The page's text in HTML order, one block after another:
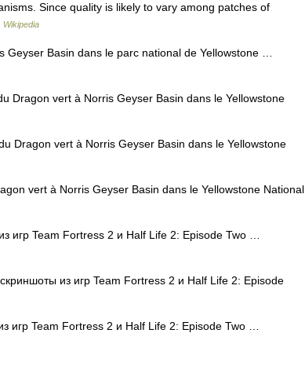
Since quality is likely to vary among patches of
Wikipedia
Basin dans le parc national de Yellowstone …
Dragon vert à Norris Geyser Basin dans le Yellowstone
Dragon vert à Norris Geyser Basin dans le Yellowstone
vert à Norris Geyser Basin dans le Yellowstone National
игр Team Fortress 2 и Half Life 2: Episode Two …
из игр Team Fortress 2 и Half Life 2: Episode
игр Team Fortress 2 и Half Life 2: Episode Two …